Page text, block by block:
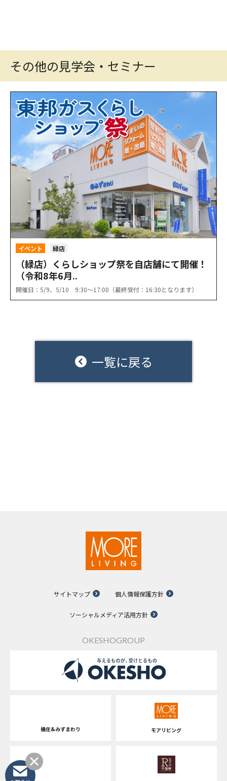
その他の見学会・セミナー
イベント 緑店
（緑店）くらしショップ祭を自店舗にて開催！
（令和8年6月..
開催日：5/9、5/10 9:30〜17:00（最終受付：16:30となります）
一覧に戻る
サイトマップ 個人情報保護方針
ソーシャルメディア活用方針
OKESHOGROUP
桶庄&みずまわり モアリビング